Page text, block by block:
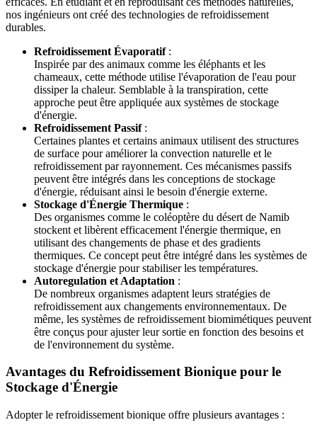
nos ingénieurs ont créé des technologies de refroidissement
durables.
Refroidissement Évaporatif:
Inspirée par des animaux comme les éléphants et les
chameaux, cette méthode utilise l'évaporation de l'eau pour
dissiper la chaleur. Semblable à la transpiration, cette
approche peut être appliquée aux systèmes de stockage
d'énergie.
Refroidissement Passif:
Certaines plantes et certains animaux utilisent des structures
de surface pour améliorer la convection naturelle et le
refroidissement par rayonnement. Ces mécanismes passifs
peuvent être intégrés dans les conceptions de stockage
d'énergie, réduisant ainsi le besoin d'énergie externe.
Stockage d'Énergie Thermique :
Des organismes comme le coléoptère du désert de Namib
stockent et libèrent efficacement l'énergie thermique, en
utilisant des changements de phase et des gradients
thermiques. Ce concept peut être intégré dans les systèmes de
stockage d'énergie pour stabiliser les températures.
Autoregulation et Adaptation :
De nombreux organismes adaptent leurs stratégies de
refroidissement aux changements environnementaux. De
même, les systèmes de refroidissement biomimétiques peuvent
être conçus pour ajuster leur sortie en fonction des besoins et
de l'environnement du système.
Avantages du Refroidissement Bionique pour le
Stockage d'Énergie
Adopter le refroidissement bionique offre plusieurs avantages :